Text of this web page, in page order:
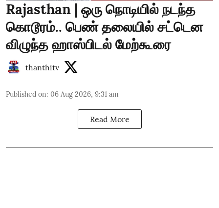
Rajasthan | ஒரு நொடியில் நடந்த
கொடூரம்.. பெண் தலையில் சட்டென
விழுந்த ஹாஸ்பிடல் மேற்கூரை
thanthitv
Published on: 06 Aug 2026, 9:31 am
Read More